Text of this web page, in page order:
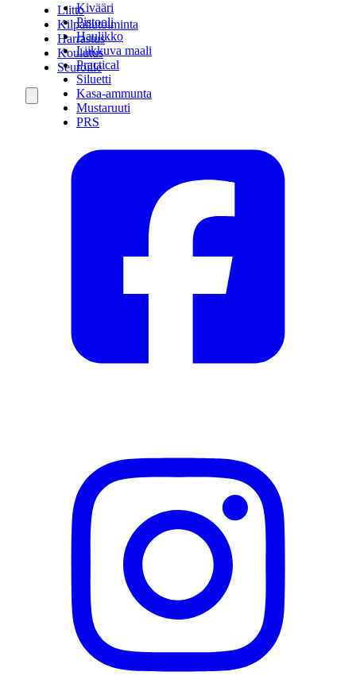
Kivääri
Pistooli
Haulikko
Liikkuva maali
Practical
Siluetti
Kasa-ammunta
Mustaruuti
PRS
Liitto
Kilpailutoiminta
Harrastus
Koulutus
Seuroille